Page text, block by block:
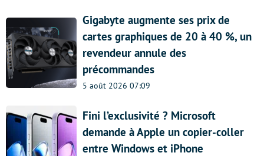
Gigabyte augmente ses prix de
cartes graphiques de 20 à 40 %, un
revendeur annule des
précommandes
5 août 2026 07:09
Fini l’exclusivité ? Microsoft
demande à Apple un copier-coller
entre Windows et iPhone